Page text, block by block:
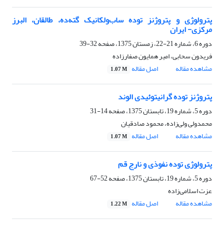
پترولوژی و پتروژنز توده ساب‌ولکانیک گته‌ده، طالقان، البرز
مرکزی- ایران
دوره 6، شماره 21-22، زمستان 1375، صفحه
32-39
فریدون سحابی، امیر همایون صفارزاده
مشاهده مقاله
اصل مقاله 1.07 M
پتروژنز توده گرانیتوئیدی الوند
دوره 5، شماره 19، تابستان 1375، صفحه
14-31
محمدولی ولی‌زاده، محمود صادقیان
مشاهده مقاله
اصل مقاله 1.07 M
پترولوژی توده نفوذی و نارج قم
دوره 5، شماره 19، تابستان 1375، صفحه
52-67
عزت اسلامی‌زاده
مشاهده مقاله
اصل مقاله 1.22 M